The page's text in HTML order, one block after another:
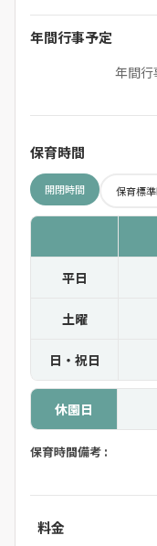
年間行事予定
年間行
保育時間
開閉時間 保育標
平日
土曜
日・祝日
休園日
保育時間備考 :
料金